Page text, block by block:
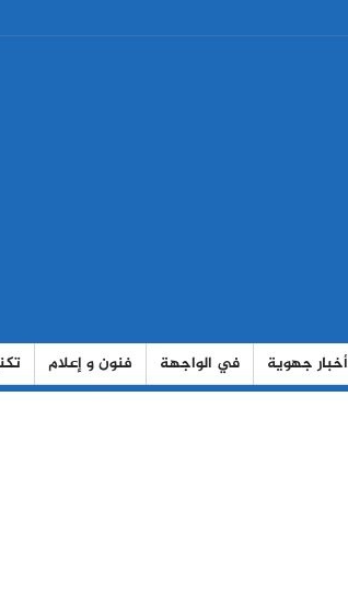
أخبار جهوية في الواجهة فنون و إعلام